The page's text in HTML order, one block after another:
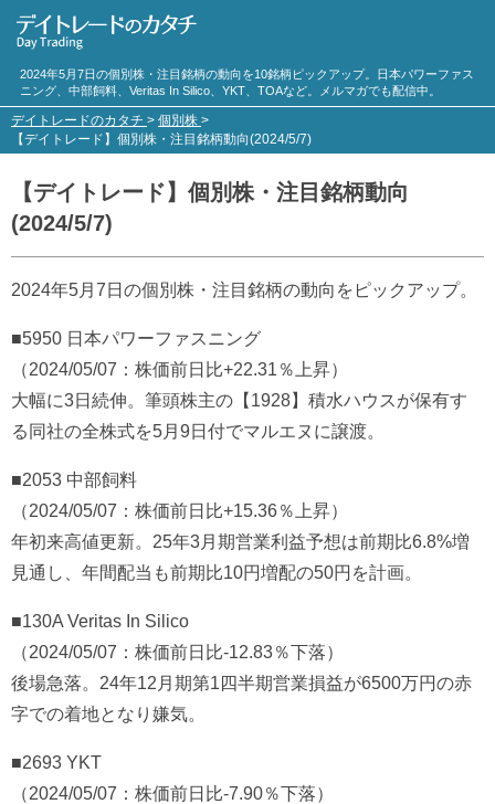
2024年5月7日の個別株・注目銘柄の動向を10銘柄ピックアップ。日本パワーファス
ニング、中部飼料、Veritas In Silico、YKT、TOAなど。メルマガでも配信中。
デイトレードのカタチ > 個別株 >
【デイトレード】個別株・注目銘柄動向(2024/5/7)
【デイトレード】個別株・注目銘柄動向
(2024/5/7)
2024年5月7日の個別株・注目銘柄の動向をピックアップ。
■5950 日本パワーファスニング
（2024/05/07：株価前日比+22.31％上昇）
大幅に3日続伸。筆頭株主の【1928】積水ハウスが保有す
る同社の全株式を5月9日付でマルエヌに譲渡。
■2053 中部飼料
（2024/05/07：株価前日比+15.36％上昇）
年初来高値更新。25年3月期営業利益予想は前期比6.8%増
見通し、年間配当も前期比10円増配の50円を計画。
■130A Veritas In Silico
（2024/05/07：株価前日比-12.83％下落）
後場急落。24年12月期第1四半期営業損益が6500万円の赤
字での着地となり嫌気。
■2693 YKT
（2024/05/07：株価前日比-7.90％下落）